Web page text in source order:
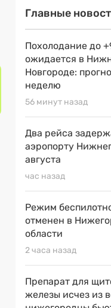
Главные
Похолодание до
ожидается в
Новгороде:
неделю
56 минут назад
Два рейса
аэропорту
августа
час назад
Режим
отменен в
области
2 часа назад
Препарат для
железы исчез из